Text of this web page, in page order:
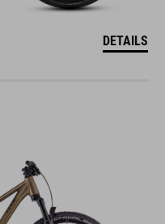
DETAILS